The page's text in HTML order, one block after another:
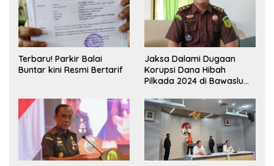
Terbaru! Parkir Balai
Buntar kini Resmi Bertarif
Jaksa Dalami Dugaan
Korupsi Dana Hibah
Pilkada 2024 di Bawaslu